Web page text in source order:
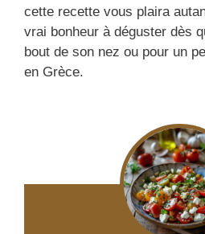
cette recette vous plaira
vrai bonheur à déguster dès
bout de son nez ou pour un
en Grèce.